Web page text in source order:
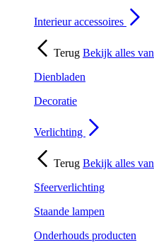
Interieur accessoires
Terug Bekijk alles van
Dienbladen
Decoratie
Verlichting
Terug Bekijk alles van
Sfeerverlichting
Staande lampen
Onderhouds producten